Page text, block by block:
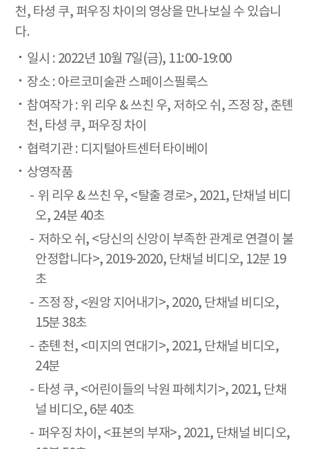
천, 타셩 쿠, 퍼우징 차이의 영상을 만나보실 수 있습니
다.
일시 : 2022년 10월 7일(금), 11:00-19:00
장소 : 아르코미술관 스페이스필룩스
참여작가 : 위 리우 & 쓰친 우, 저하오 쉬, 즈정 장, 춘톈
천, 타셩 쿠, 퍼우징 차이
협력기관 : 디지털아트센터 타이베이
상영작품
위 리우 & 쓰친 우, <탈출 경로>, 2021, 단채널 비디
오, 24분 40초
저하오 쉬, <당신의 신앙이 부족한 관계로 연결이 불
안정합니다>, 2019-2020, 단채널 비디오, 12분 19
초
즈정 장, <원앙 지어내기>, 2020, 단채널 비디오,
15분 38초
춘톈 천, <미지의 연대기>, 2021, 단채널 비디오,
24분
타셩 쿠, <어린이들의 낙원 파헤치기>, 2021, 단채
널 비디오, 6분 40초
퍼우징 차이, <표본의 부재>, 2021, 단채널 비디오,